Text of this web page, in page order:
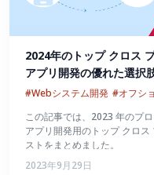
2024年のトップ クロス
アプリ開発の優れた選択
#Webシステム開発 #オフシ
この記事では、2023 年のプ
アプリ開発用のトップ クロ
ストをまとめました。
2023年9月29日